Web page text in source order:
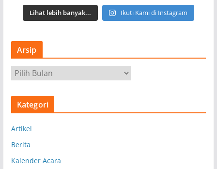
Lihat lebih banyak... Ikuti Kami di Instagram
Arsip
r
s
Kategori
Artikel
Berita
Kalender Acara